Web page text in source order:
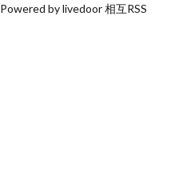
Powered by livedoor 相互RSS